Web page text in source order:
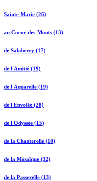
Sainte-Marie (26)
au Coeur-des-Monts (13)
de Salaberry (17)
de l'Amitié (19)
de l'Aquarelle (19)
de l'Envolée (28)
de l'Odyssée (15)
de la Chanterelle (10)
de la Mosaïque (32)
de la Passerelle (13)